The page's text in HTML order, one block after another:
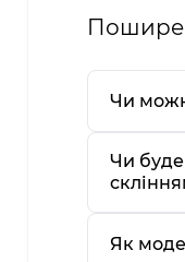
Чи
Чи буде
Як